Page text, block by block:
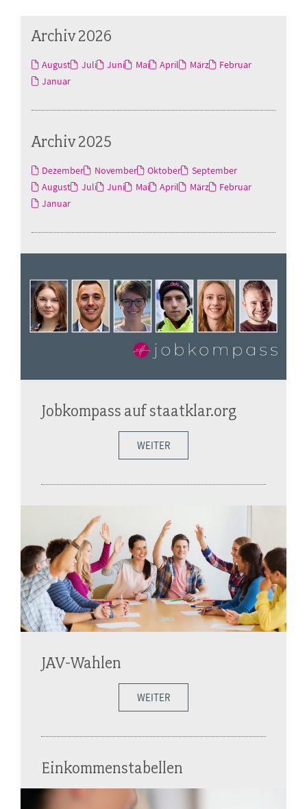
Archiv 2026
August Juli Juni Mai April März
Februar
Januar
Archiv 2025
Dezember November Oktober
September
August
Juli Juni Mai April März
Februar
Januar
Jobkompass auf staatklar.org
WEITER
JAV-Wahlen
WEITER
Einkommenstabellen